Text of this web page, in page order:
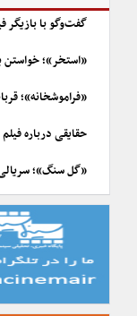
گفت‌وگو با بازیگر
«استخر»؛ خواستن
«فراموشخانه»؛
حقایقی درباره
«گل سنگ»؛